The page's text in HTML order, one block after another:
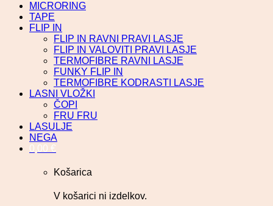
MICRORING
TAPE
FLIP IN
FLIP IN RAVNI PRAVI LASJE
FLIP IN VALOVITI PRAVI LASJE
TERMOFIBRE RAVNI LASJE
FUNKY FLIP IN
TERMOFIBRE KODRASTI LASJE
LASNI VLOŽKI
ČOPI
FRU FRU
LASULJE
NEGA
0,00 €
Košarica
V košarici ni izdelkov.